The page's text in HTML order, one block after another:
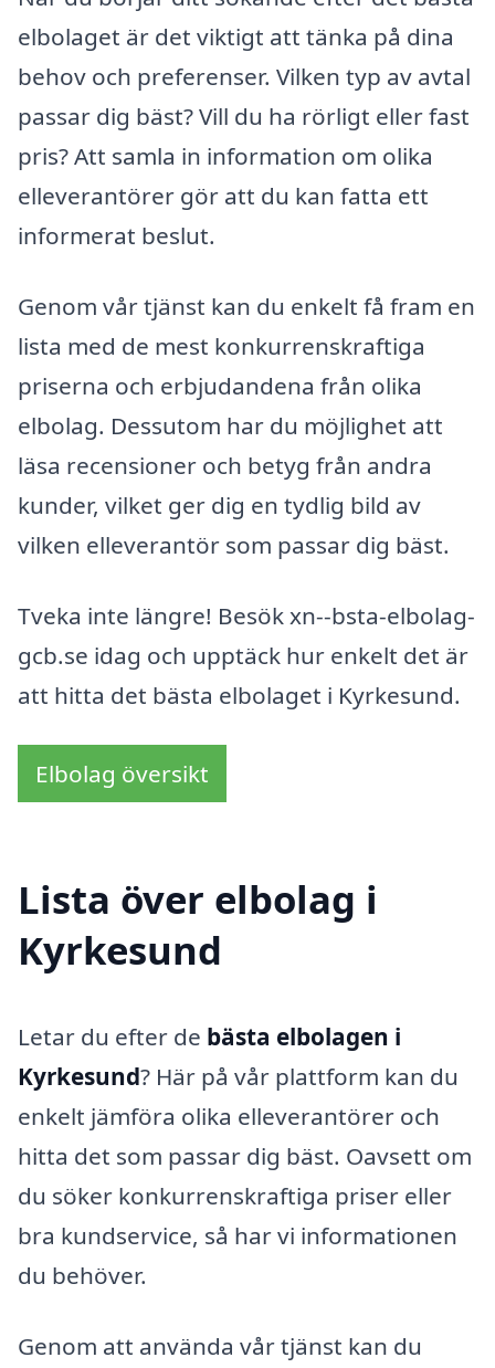
elbolaget är det viktigt att tänka på dina
behov och preferenser. Vilken typ av avtal
passar dig bäst? Vill du ha rörligt eller fast
pris? Att samla in information om olika
elleverantörer gör att du kan fatta ett
informerat beslut.
Genom vår tjänst kan du enkelt få fram en
lista med de mest konkurrenskraftiga
priserna och erbjudandena från olika
elbolag. Dessutom har du möjlighet att
läsa recensioner och betyg från andra
kunder, vilket ger dig en tydlig bild av
vilken elleverantör som passar dig bäst.
Tveka inte längre! Besök xn--bsta-elbolag-
gcb.se idag och upptäck hur enkelt det är
att hitta det bästa elbolaget i Kyrkesund.
Elbolag översikt
Lista över elbolag i
Kyrkesund
Letar du efter de bästa elbolagen i
Kyrkesund? Här på vår plattform kan du
enkelt jämföra olika elleverantörer och
hitta det som passar dig bäst. Oavsett om
du söker konkurrenskraftiga priser eller
bra kundservice, så har vi informationen
du behöver.
Genom att använda vår tjänst kan du